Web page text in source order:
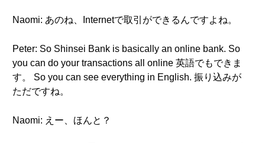
Naomi: あのね、Internetで取引ができるんですよね。
Peter: So Shinsei Bank is basically an online bank. So
you can do your transactions all online 英語でもできま
す。 So you can see everything in English. 振り込みが
ただですね。
Naomi: えー、ほんと？